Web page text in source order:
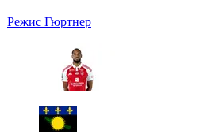
Режис Гюртнер